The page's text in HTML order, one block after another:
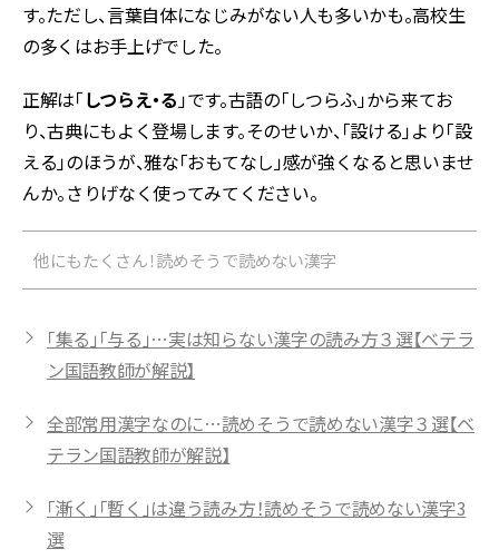
す。ただし、言葉自体になじみがない人も多いかも。高校生
の多くはお手上げでした。
正解は「しつらえ・る」です。古語の「しつらふ」から来てお
り、古典にもよく登場します。そのせいか、「設ける」より「設
える」のほうが、雅な「おもてなし」感が強くなると思いませ
んか。さりげなく使ってみてください。
他にもたくさん！読めそうで読めない漢字
「集る」「与る」…実は知らない漢字の読み方３選【ベテラ
ン国語教師が解説】
全部常用漢字なのに…読めそうで読めない漢字３選【ベ
テラン国語教師が解説】
「漸く」「暫く」は違う読み方！読めそうで読めない漢字3
選